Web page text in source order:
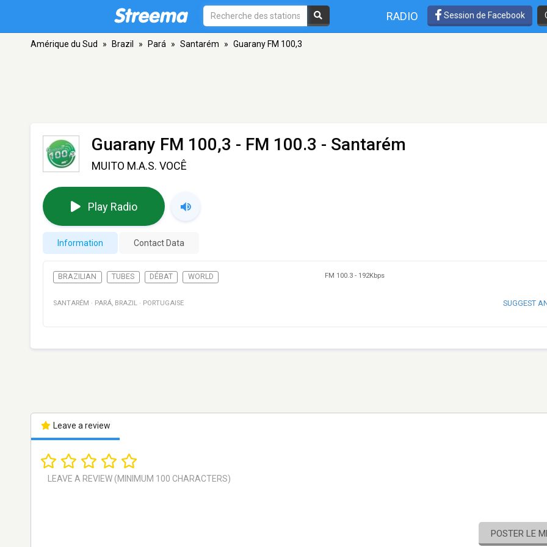
RADIO Session de Facebook
Amérique du Sud » Brazil » Pará » Santarém » Guarany FM 100,3
Guarany FM 100,3 - FM 100.3 - Santarém
MUITO M.A.S. VOCÊ
Play Radio
Information Contact Data
BRAZILIAN TUBES DÉBAT WORLD FM 100.3 - 192Kbps
SANTARÉM · PARÁ, BRAZIL · PORTUGAISE SUGGEST
Leave a review
POSTER LE